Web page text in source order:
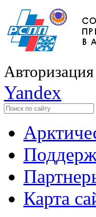
Авторизация
Yandex
Карта